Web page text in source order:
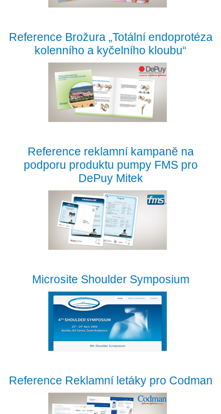
Reference Brožura „Totální endoprotéza
kolenního a kyčelního kloubu“
Reference reklamní kampaně na
podporu produktu pumpy FMS pro
DePuy Mitek
Microsite Shoulder Symposium
Reference Reklamní letáky pro Codman